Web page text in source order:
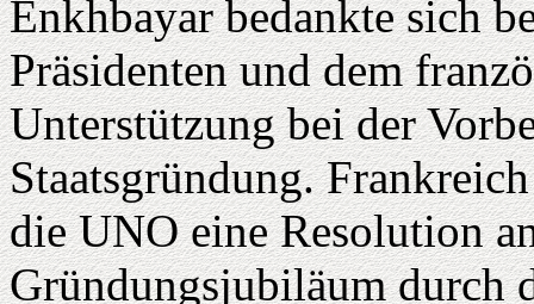
Enkhbayar bedankte sich
Präsidenten und dem
Unterstützung bei der
Staatsgründung.
die UNO eine Resolution
Gründungsjubiläum durch